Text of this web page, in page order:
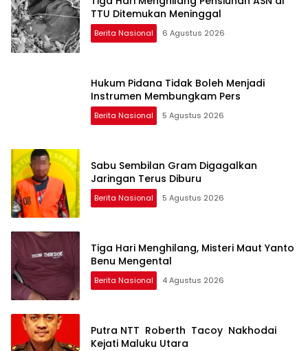
TTU Ditemukan Meninggal
Berita Nasional 6 Agustus 2026
Hukum Pidana Tidak Boleh Menjadi
Instrumen Membungkam Pers
Berita Nasional 5 Agustus 2026
Sabu Sembilan Gram Digagalkan
Jaringan Terus Diburu
Berita Nasional 5 Agustus 2026
Tiga Hari Menghilang, Misteri Maut Yanto
Benu Mengental
Berita Nasional 4 Agustus 2026
Putra NTT Roberth Tacoy Nakhodai
Kejati Maluku Utara